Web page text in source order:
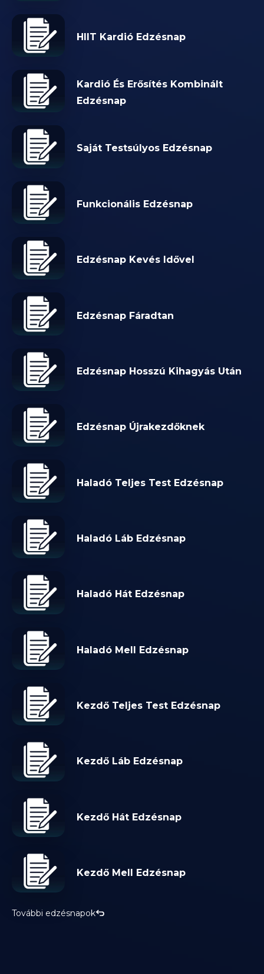
HIIT Kardió Edzésnap
Kardió És Erősítés Kombinált
Edzésnap
Saját Testsúlyos Edzésnap
Funkcionális Edzésnap
Edzésnap Kevés Idővel
Edzésnap Fáradtan
Edzésnap Hosszú Kihagyás Után
Edzésnap Újrakezdőknek
Haladó Teljes Test Edzésnap
Haladó Láb Edzésnap
Haladó Hát Edzésnap
Haladó Mell Edzésnap
Kezdő Teljes Test Edzésnap
Kezdő Láb Edzésnap
Kezdő Hát Edzésnap
Kezdő Mell Edzésnap
További edzésnapok